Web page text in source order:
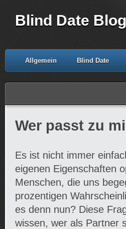
Blind Date Blog
Allgemein Blind Date
Wer passt zu
Es ist nicht immer
eigenen Eigenschaften
Menschen, die uns
prozentigen
es denn nun? Diese
wissen, wer als Partner